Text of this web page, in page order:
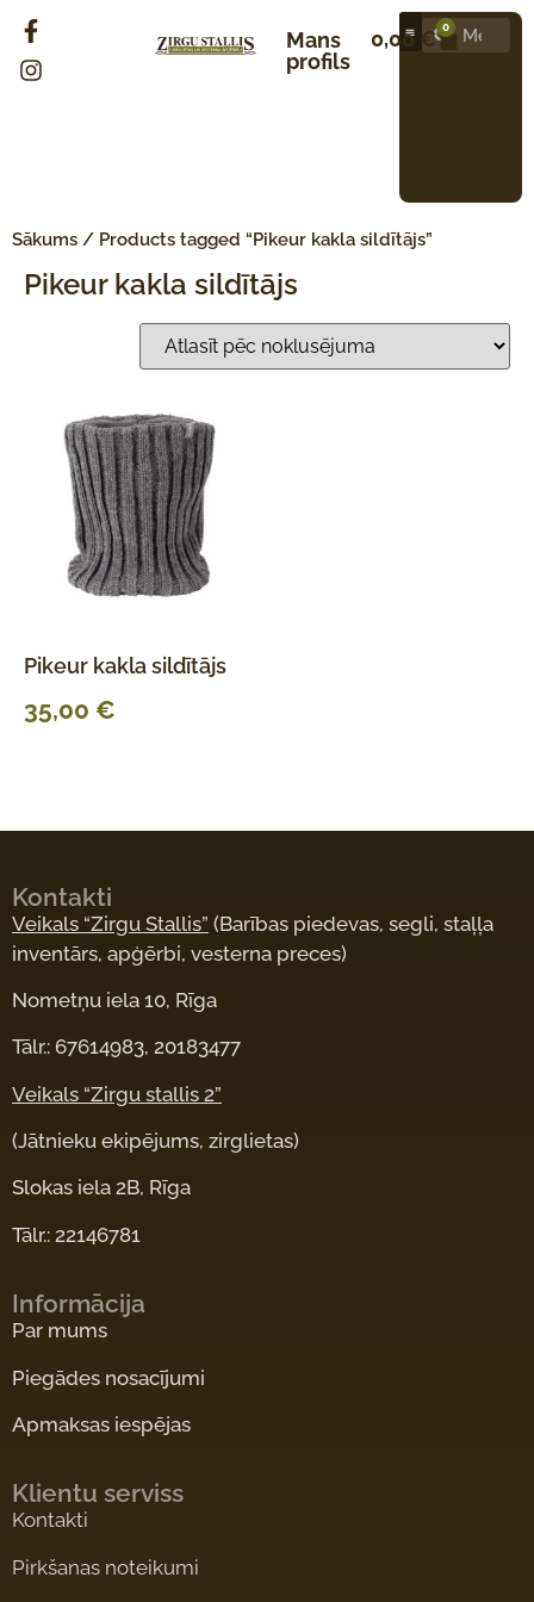
Mans
profils
0,00 € 0
Sākums / Products tagged “Pikeur kakla sildītājs”
Pikeur kakla sildītājs
Pikeur kakla sildītājs
35,00 €
Kontakti
Veikals “Zirgu Stallis” (Barības piedevas, segli, staļļa
inventārs, apģērbi, vesterna preces)
Nometņu iela 10, Rīga
Tālr.: 67614983, 20183477
Veikals “Zirgu stallis 2”
(Jātnieku ekipējums, zirglietas)
Slokas iela 2B, Rīga
Tālr.: 22146781
Informācija
Par mums
Piegādes nosacījumi
Apmaksas iespējas
Klientu serviss
Kontakti
Pirkšanas noteikumi